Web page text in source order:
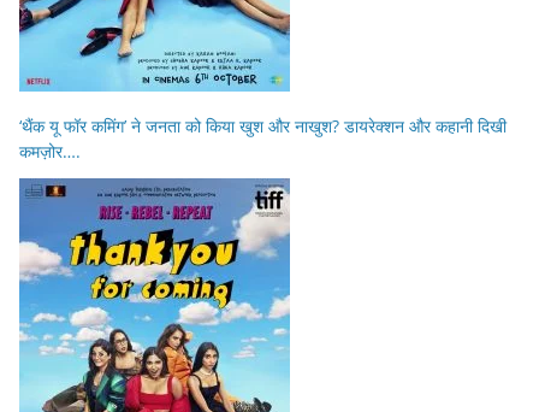
‘थैंक यू फॉर कमिंग’ ने जनता को किया खुश और नाखुश? डायरेक्शन और कहानी दिखी
कमज़ोर….